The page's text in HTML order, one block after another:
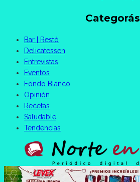
Categorás
Bar | Restó
Delicatessen
Entrevistas
Eventos
Fondo Blanco
Opinión
Recetas
Saludable
Tendencias